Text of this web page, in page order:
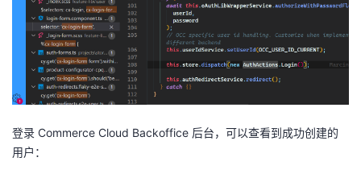
验
收
藏
议
登录 Commerce Cloud Backoffice 后台，可以查看到成功创建的
用户：